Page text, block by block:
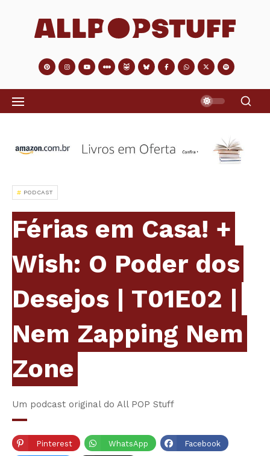
PODCAST
Férias em Casa! +
Wish: O Poder dos
Desejos | T01E02 |
Nem Zapping Nem
Zone
Um podcast original do All POP Stuff
Pinterest WhatsApp Facebook